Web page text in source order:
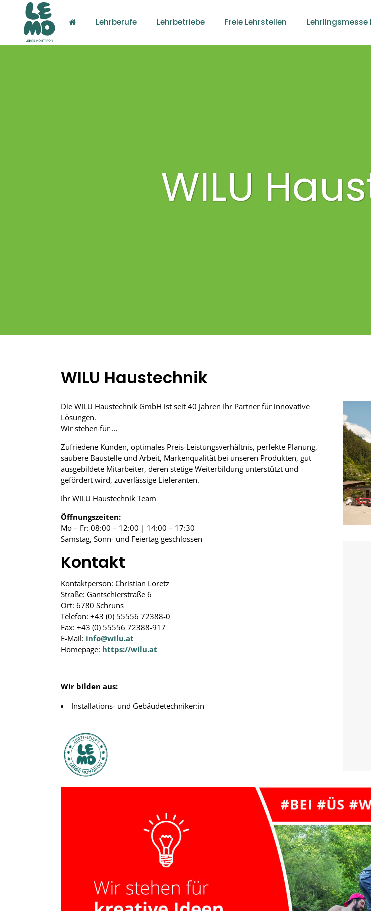
Lehrberufe Lehrbetriebe Freie Lehrstellen
WILU
WILU Haustechnik
Die WILU Haustechnik GmbH ist seit 40 Jahren Ihr Partner für innovative
Lösungen.
Wir stehen für …
Zufriedene Kunden, optimales Preis-Leistungsverhältnis, perfekte Planung,
saubere Baustelle und Arbeit, Markenqualität bei unseren Produkten, gut
ausgebildete Mitarbeiter, deren stetige Weiterbildung unterstützt und
gefördert wird, zuverlässige Lieferanten.
Ihr WILU Haustechnik Team
Öffnungszeiten:
Mo – Fr: 08:00 – 12:00 | 14:00 – 17:30
Samstag, Sonn- und Feiertag geschlossen
Kontakt
Kontaktperson: Christian Loretz
Straße: Gantschierstraße 6
Ort: 6780 Schruns
Telefon: +43 (0) 55556 72388-0
Fax: +43 (0) 55556 72388-917
E-Mail: info@wilu.at
Homepage: https://wilu.at
Wir bilden aus:
Installations- und Gebäudetechniker:in